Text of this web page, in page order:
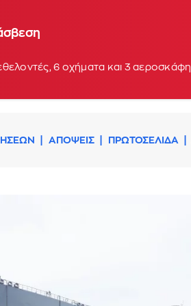
6 οχήματα και 3 αεροσκάφη
ΑΠΟΨΕΙΣ ΠΡΩΤΟΣΕΛΙΔΑ